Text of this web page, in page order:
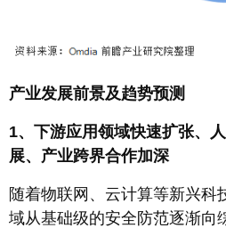
产业发展前景及趋势预测
1、下游应用领域快速扩张、
展、产业跨界合作加深
随着物联网、云计算等新兴科
域从基础级的安全防范逐渐向